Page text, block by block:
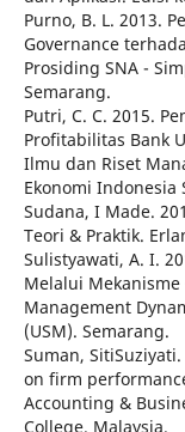
Purno, B. L. 2013.
Governance
Prosiding SNA -
Semarang.
Putri, C. C. 2015.
Profitabilitas Bank
Ilmu dan Riset
Ekonomi Indonesia
Sudana, I Made.
Teori & Praktik.
Sulistyawati, A. I.
Melalui Mekanisme
Management
(USM). Semarang.
Suman,
on firm
Accounting &
College. Malaysia.